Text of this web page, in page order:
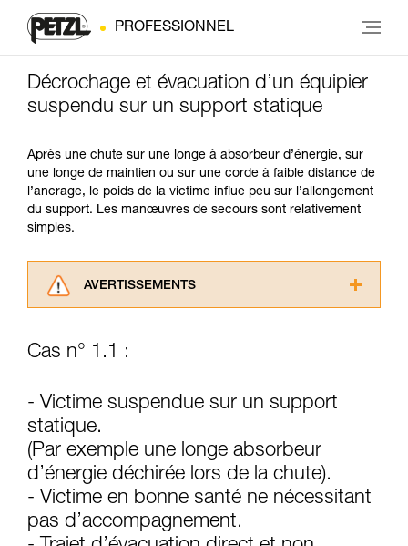
PROFESSIONNEL
Décrochage et évacuation d’un équipier
suspendu sur un support statique
Après une chute sur une longe à absorbeur d’énergie, sur
une longe de maintien ou sur une corde à faible distance de
l’ancrage, le poids de la victime influe peu sur l’allongement
du support. Les manœuvres de secours sont relativement
simples.
AVERTISSEMENTS
consulter. Vous devez avoir compris les
pouvoir comprendre ce complément
d’informations.
Maîtriser ces techniques nécessite une
formation et un entraînement spécifique. Validez
avec un professionnel votre capacité à refaire
la manipulation, seul, en toute sécurité, avant
de la reproduire en autonomie.
Nous donnons des exemples de techniques
liées à votre activité. Il peut en exister d’autres
Cas n° 1.1 :
- Victime suspendue sur un support
statique.
(Par exemple une longe absorbeur
d’énergie déchirée lors de la chute).
- Victime en bonne santé ne nécessitant
pas d’accompagnement.